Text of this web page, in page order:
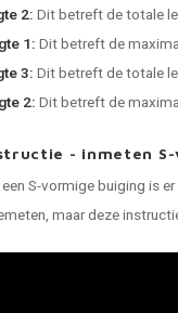
2: Dit betreft de totale
1: Dit betreft de
3: Dit betreft de totale
2: Dit betreft de
- inmeten
S-vormige buiging is
maar deze